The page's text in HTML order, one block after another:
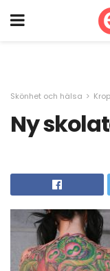
Skönhet och hälsa
Ny